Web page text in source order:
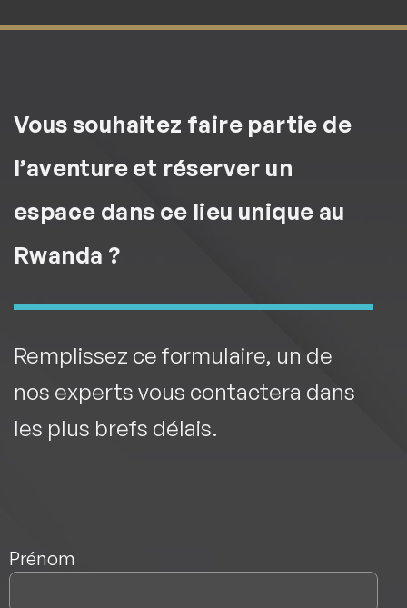
Vous souhaitez faire partie de
l’aventure et réserver un
espace dans ce lieu unique au
Rwanda ?
Remplissez ce formulaire, un de
nos experts vous contactera dans
les plus brefs délais.
Nom*
Prénom